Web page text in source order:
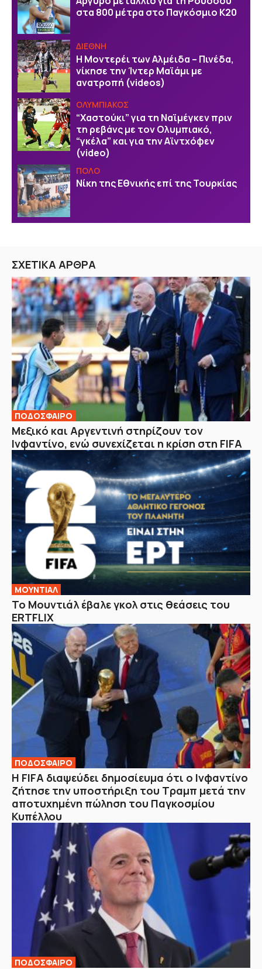
στα 800 μέτρα στο Παγκόσμιο Κ20
ΔΙΕΘΝΗ
Η Μοντερέι των Αλμέιδα – Πινέδα,
νίκησε την Ίντερ Μαϊάμι με
ανατροπή (videos)
ΟΛΥΜΠΙΑΚΟΣ
“Χαστούκι” για τη Ναϊμέγκεν πριν
τη ρεβάνς με τον Ολυμπιακό,
“γκέλα” και για την Αϊντχόφεν
(video)
ΠΟΛΟ
Νίκη της Εθνικής επί της Τουρκίας
ΣΧΕΤΙΚΑ ΑΡΘΡΑ
ΠΟΔΟΣΦΑΙΡΟ
Μεξικό και Αργεντινή στηρίζουν τον
Ινφαντίνο, ενώ συνεχίζεται η κρίση στη FIFA
ΜΟΥΝΤΙΑΛ
Το Μουντιάλ έβαλε γκολ στις θεάσεις του
ERTFLIX
ΠΟΔΟΣΦΑΙΡΟ
Η FIFA διαψεύδει δημοσίευμα ότι ο Ινφαντίνο
ζήτησε την υποστήριξη του Τραμπ μετά την
αποτυχημένη πώληση του Παγκοσμίου
Κυπέλλου
ΠΟΔΟΣΦΑΙΡΟ